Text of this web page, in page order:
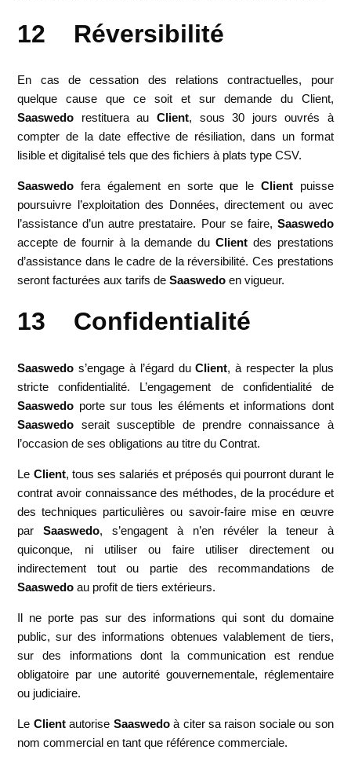
12 Réversibilité
En cas de cessation des relations contractuelles, pour
quelque cause que ce soit et sur demande du Client,
Saaswedo restituera au Client, sous 30 jours ouvrés à
compter de la date effective de résiliation, dans un format
lisible et digitalisé tels que des fichiers à plats type CSV.
Saaswedo fera également en sorte que le Clientpuisse
poursuivre l’exploitation des Données, directement ou avec
l’assistance d’un autre prestataire. Pour se faire, Saaswedo
accepte de fournir à la demande duClient des prestations
d’assistance dans le cadre de la réversibilité. Ces prestations
seront facturées aux tarifs deSaaswedo en vigueur.
13 Confidentialité
Saaswedo s’engage à l’égard duClient, à respecter la plus
stricte confidentialité. L’engagement de confidentialité de
Saaswedo porte sur tous les éléments et informations dont
Saaswedo serait susceptible de prendre connaissance à
l’occasion de ses obligations au titre du Contrat.
Le Client, tous ses salariés et préposés qui pourront durant le
contrat avoir connaissance des méthodes, de la procédure et
des techniques particulières ou savoir-faire mise en œuvre
parSaaswedo, s’engagent à n’en révéler la teneur à
quiconque, ni utiliser ou faire utiliser directement ou
indirectement tout ou partie des recommandations de
Saaswedo au profit de tiers extérieurs.
Il ne porte pas sur des informations qui sont du domaine
public, sur des informations obtenues valablement de tiers,
sur des informations dont la communication est rendue
obligatoire par une autorité gouvernementale, réglementaire
ou judiciaire.
Le Clientautorise Saaswedoà citer sa raison sociale ou son
nom commercial en tant que référence commerciale.